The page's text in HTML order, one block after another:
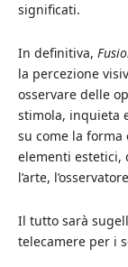
significati.
In definitiva,
la percezione
osservare delle
stimola, inquieta
su come la forma
elementi estetici,
l’arte,
Il tutto sarà
telecamere per i